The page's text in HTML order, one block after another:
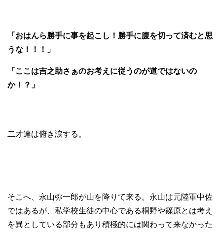
「おはんら勝手に事を起こし！勝手に腹を切って済むと思
うな！！！」
「ここは吉之助さぁのお考えに従うのが道ではないの
か！？」
二才達は俯き涙する。
そこへ、永山弥一郎が山を降りて来る。永山は元陸軍中佐
ではあるが、私学校生徒の中心である桐野や篠原とは考え
を異としている部分もあり積極的には関わって来なかった